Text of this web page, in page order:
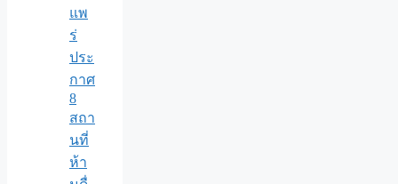
แพ
ร่
ประ
กาศ
8
สถา
นที่
ห้า